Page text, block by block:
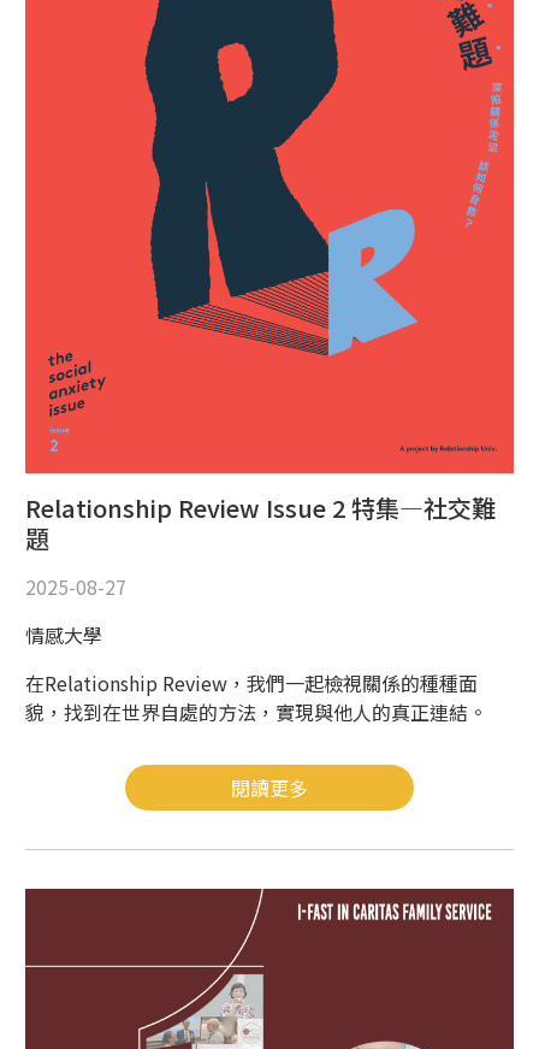
Relationship Review Issue 2 特集—社交難
題
2025-08-27
情感大學
在Relationship Review，我們一起檢視關係的種種面
貌，找到在世界自處的方法，實現與他人的真正連結。
閱讀更多